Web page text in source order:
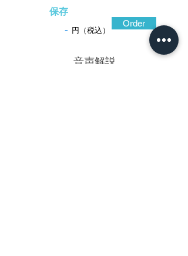
保存
- 円（税込）
Order
​音声解説